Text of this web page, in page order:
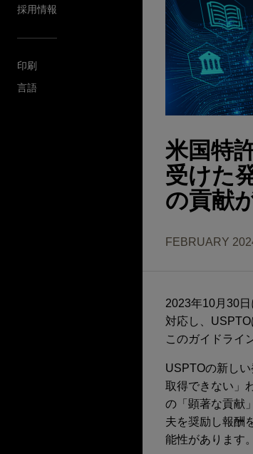
採用情報
印刷
言語
米国特
受けた
の貢献
FEBRUARY
2023年10月30
対応し、
このガイドライ
USPTOの新し
取得できない」
の「顕著な貢献
夫を奨励し報酬
能性があります。